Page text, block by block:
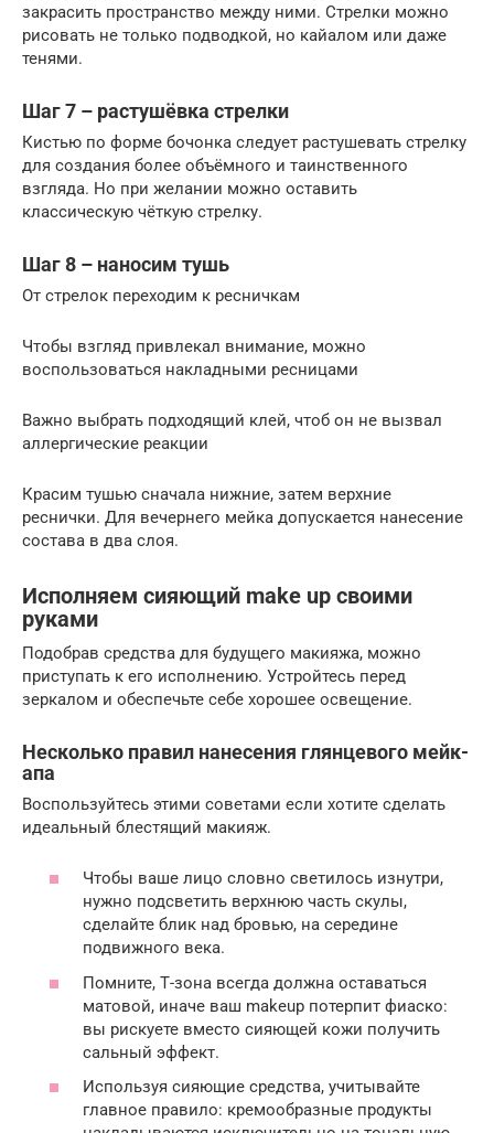
закрасить пространство между ними. Стрелки можно
рисовать не только подводкой, но кайалом или даже
тенями.
Шаг 7 – растушёвка стрелки
Кистью по форме бочонка следует растушевать стрелку
для создания более объёмного и таинственного
взгляда. Но при желании можно оставить
классическую чёткую стрелку.
Шаг 8 – наносим тушь
От стрелок переходим к ресничкам
Чтобы взгляд привлекал внимание, можно
воспользоваться накладными ресницами
Важно выбрать подходящий клей, чтоб он не вызвал
аллергические реакции
Красим тушью сначала нижние, затем верхние
реснички. Для вечернего мейка допускается нанесение
состава в два слоя.
Исполняем сияющий make up своими
руками
Подобрав средства для будущего макияжа, можно
приступать к его исполнению. Устройтесь перед
зеркалом и обеспечьте себе хорошее освещение.
Несколько правил нанесения глянцевого мейк-
апа
Воспользуйтесь этими советами если хотите сделать
идеальный блестящий макияж.
Чтобы ваше лицо словно светилось изнутри,
нужно подсветить верхнюю часть скулы,
сделайте блик над бровью, на середине
подвижного века.
Помните, Т-зона всегда должна оставаться
матовой, иначе ваш makeup потерпит фиаско:
вы рискуете вместо сияющей кожи получить
сальный эффект.
Используя сияющие средства, учитывайте
главное правило: кремообразные продукты